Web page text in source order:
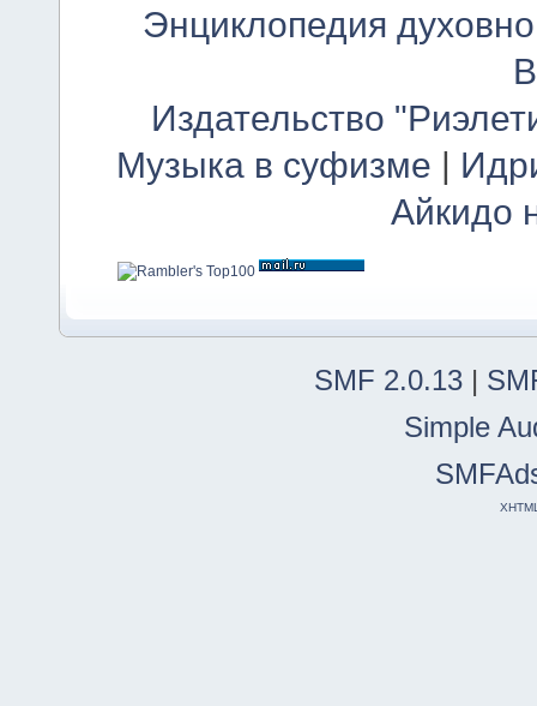
Энциклопедия
Издательство
Музыка в суфизме |
Айкидо
SMF 2.0.13 |
Simple